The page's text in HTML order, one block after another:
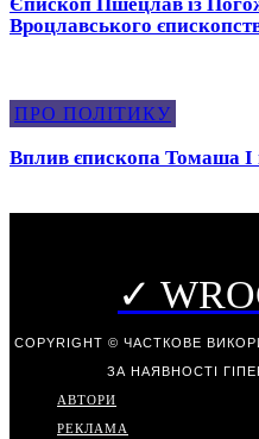
Вроцлавського
ПРО ПОЛІТИКУ
Вплив єпископа Томаша I
✓
COPYRIGHT © ЧАСТКОВЕ
ЗА НАЯВНОСТІ
АВТОРИ
РЕКЛАМА